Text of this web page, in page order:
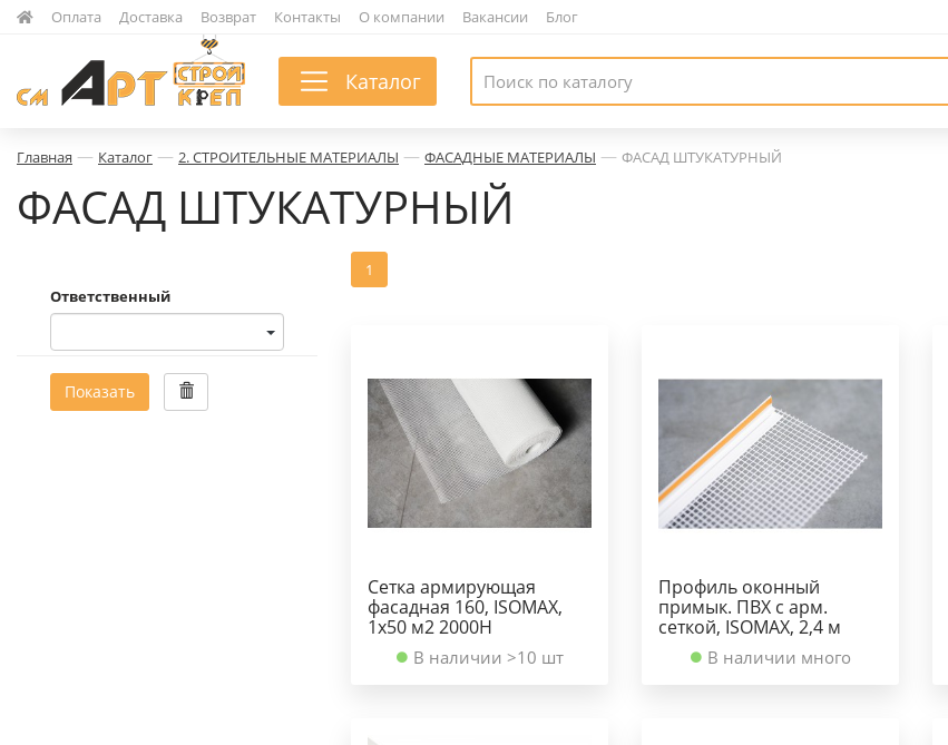
Оплата Доставка Возврат Контакты О компании Вакансии Блог
Каталог
Главная — Каталог — 2. СТРОИТЕЛЬНЫЕ МАТЕРИАЛЫ — ФАСАДНЫЕ МАТЕРИАЛЫ — ФАСАД ШТУКАТУРНЫЙ
ФАСАД ШТУКАТУРНЫЙ
Ответственный
Показать
1
Сетка армирующая
фасадная 160, ISOMAX,
1х50 м2 2000Н
В наличии >10 шт
Профиль оконный
примык. ПВХ с арм.
сеткой, ISOMAX, 2,4 м
В наличии много